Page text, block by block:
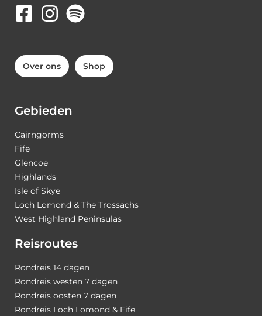
Over ons Shop
Gebieden
Cairngorms
Fife
Glencoe
Highlands
Isle of Skye
Loch Lomond & The Trossachs
West Highland Peninsulas
Reisroutes
Rondreis 14 dagen
Rondreis westen 7 dagen
Rondreis oosten 7 dagen
Rondreis Loch Lomond & Fife